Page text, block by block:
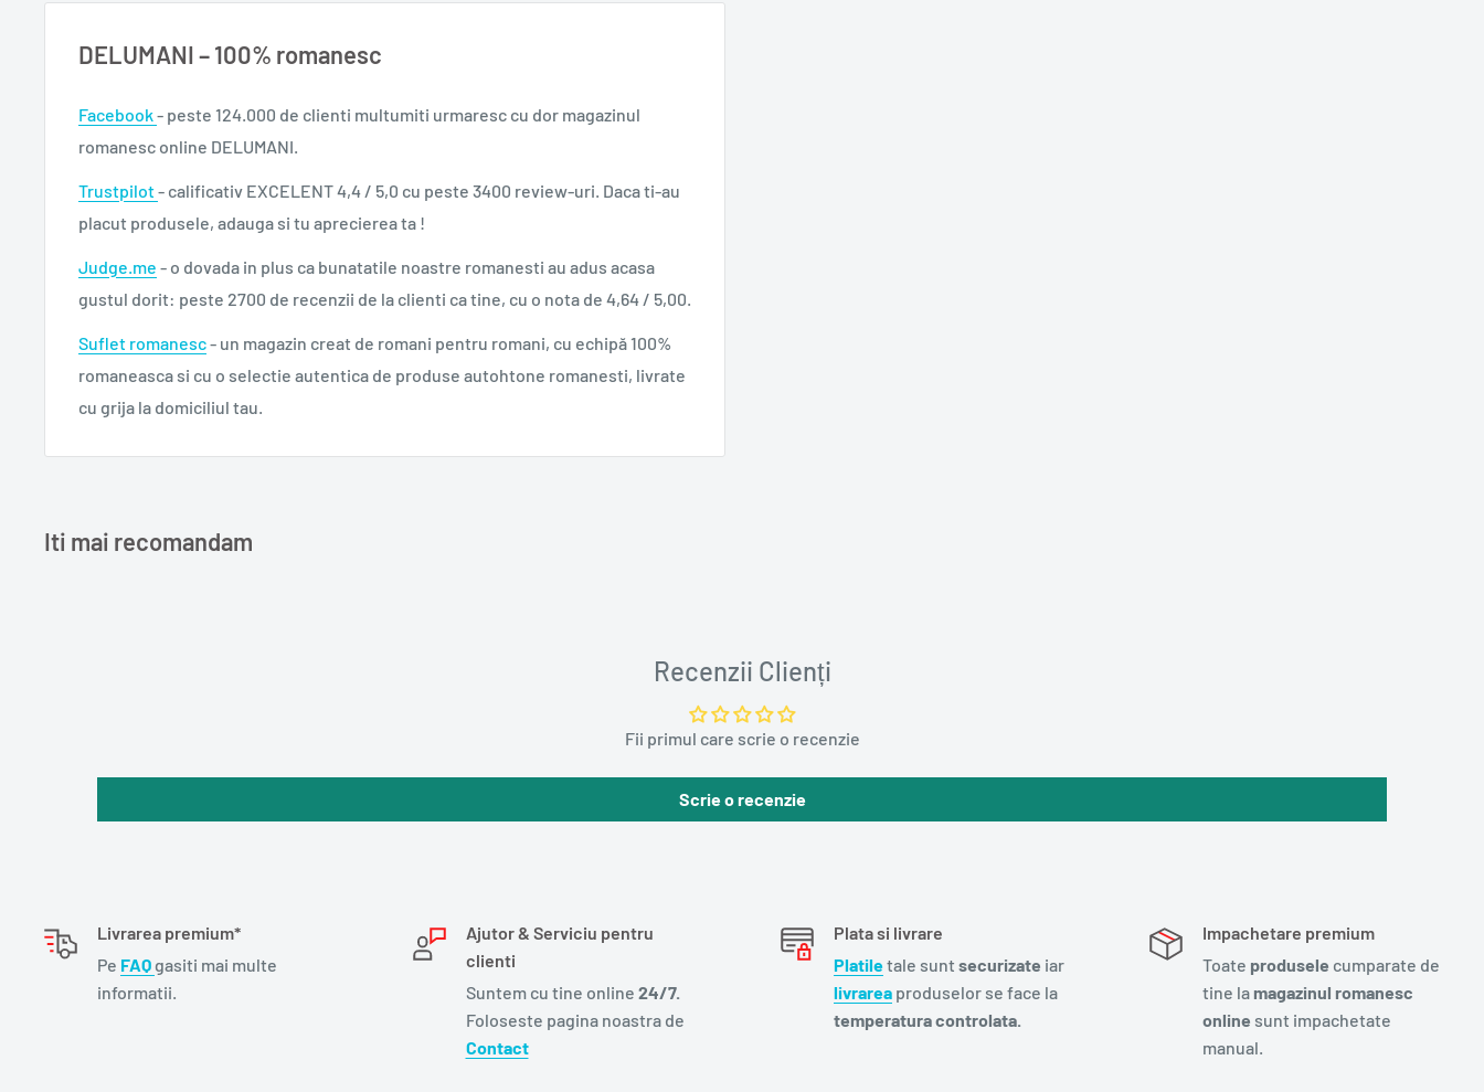
DELUMANI – 100% romanesc
Facebook- peste 124.000 de clienti multumiti urmaresc cu dor magazinul
romanesc online DELUMANI.
Trustpilot- calificativ EXCELENT 4,4 / 5,0 cu peste 3400 review-uri. Daca ti-au
placut produsele, adauga si tu aprecierea ta !
Judge.me - o dovada in plus ca bunatatile noastre romanesti au adus acasa
gustul dorit: peste 2700 de recenzii de la clienti ca tine, cu o nota de 4,64 / 5,00.
Suflet romanesc- un magazin creat de romani pentru romani, cu echipă 100%
romaneasca si cu o selectie autentica de produse autohtone romanesti, livrate
cu grija la domiciliul tau.
Iti mai recomandam
Recenzii Clienți
Fii primul care scrie o recenzie
Scrie o recenzie
Livrarea premium*
Pe FAQ gasiti mai multe
informatii.
Ajutor & Serviciu pentru
clienti
Suntem cu tine online 24/7.
Foloseste pagina noastra de
Contact
Plata si livrare
Platiletale sunt securizate iar
livrarea produselor se face la
temperatura controlata.
Impachetare premium
Toate produsele cumparate de
tine lamagazinul romanesc
online sunt impachetate
manual.